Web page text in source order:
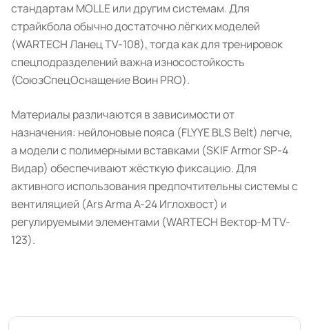
стандартам MOLLE или другим системам. Для
страйкбола обычно достаточно лёгких моделей
(WARTECH Ланец TV-108), тогда как для тренировок
спецподразделений важна износостойкость
(СоюзСпецОснащение Воин PRO).
Материалы различаются в зависимости от
назначения: нейлоновые пояса (FLYYE BLS Belt) легче,
а модели с полимерными вставками (SKIF Armor SP-4
Видар) обеспечивают жёсткую фиксацию. Для
активного использования предпочтительны системы с
вентиляцией (Ars Arma A-24 Иглохвост) и
регулируемыми элементами (WARTECH Вектор-М TV-
123).